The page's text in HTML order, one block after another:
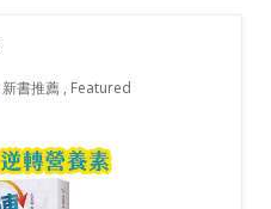
新書推薦 , Featured